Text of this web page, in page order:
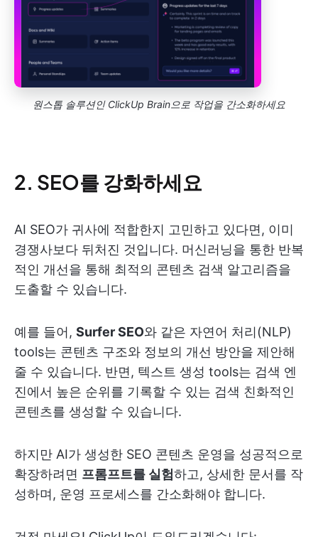
원스톱 솔루션인 ClickUp Brain으로 작업을 간소화하세요
2. SEO를 강화하세요
AI SEO가 귀사에 적합한지 고민하고 있다면, 이미
경쟁사보다 뒤처진 것입니다. 머신러닝을 통한 반복
적인 개선을 통해 최적의 콘텐츠 검색 알고리즘을
도출할 수 있습니다.
예를 들어, Surfer SEO와 같은 자연어 처리(NLP)
tools는 콘텐츠 구조와 정보의 개선 방안을 제안해
줄 수 있습니다. 반면, 텍스트 생성 tools는 검색 엔
진에서 높은 순위를 기록할 수 있는 검색 친화적인
콘텐츠를 생성할 수 있습니다.
하지만 AI가 생성한 SEO 콘텐츠 운영을 성공적으로
확장하려면 프롬프트를 실험하고, 상세한 문서를 작
성하며, 운영 프로세스를 간소화해야 합니다.